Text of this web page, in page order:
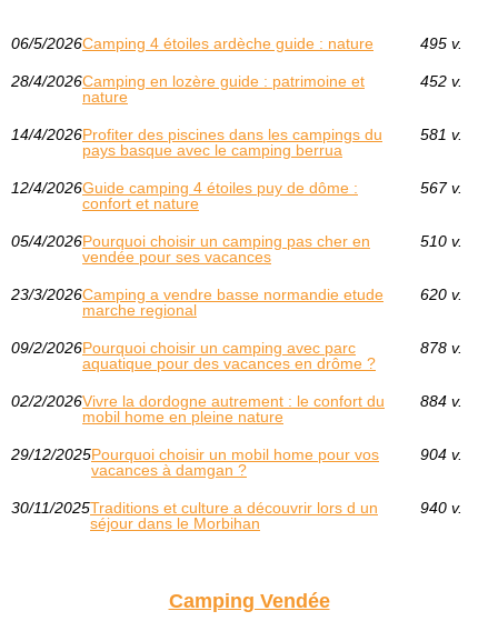
06/5/2026Camping 4 étoiles ardèche guide : nature 495 v.
28/4/2026Camping en lozère guide : patrimoine et
nature
452 v.
14/4/2026Profiter des piscines dans les campings du
pays basque avec le camping berrua
581 v.
12/4/2026Guide camping 4 étoiles puy de dôme :
confort et nature
567 v.
05/4/2026Pourquoi choisir un camping pas cher en
vendée pour ses vacances
510 v.
23/3/2026Camping a vendre basse normandie etude
marche regional
620 v.
09/2/2026Pourquoi choisir un camping avec parc
aquatique pour des vacances en drôme ?
878 v.
02/2/2026Vivre la dordogne autrement : le confort du
mobil home en pleine nature
884 v.
29/12/2025Pourquoi choisir un mobil home pour vos
vacances à damgan ?
904 v.
30/11/2025Traditions et culture a découvrir lors d un
séjour dans le Morbihan
940 v.
Camping Vendée